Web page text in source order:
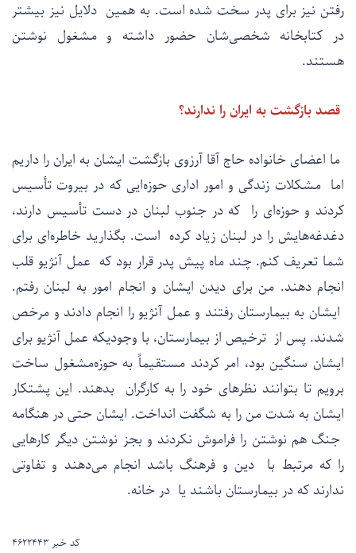
رفتن نیز برای پدر سخت شده است. به همین دلایل نیز بیشتر
در کتابخانه شخصی‌شان حضور داشته و مشغول نوشتن
هستند.
قصد بازگشت به ایران را ندارند؟
ما اعضای خانواده حاج آقا آرزوی بازگشت ایشان به ایران را داریم
اما مشکلات زندگی و امور اداری حوزه‌ایی که در بیروت تأسیس
کردند و حوزه‌ای را که در جنوب لبنان در دست تأسیس دارند،
دغدغه‌هایش را در لبنان زیاد کرده است. بگذارید خاطره‌ای برای
شما تعریف کنم. چند ماه پیش پدر قرار بود که عمل آنژیو قلب
انجام دهند. من برای دیدن ایشان و انجام امور به لبنان رفتم.
ایشان به بیمارستان رفتند و عمل آنژیو را انجام دادند و مرخص
شدند. پس از ترخیص از بیمارستان، با وجودیکه عمل آنژیو برای
ایشان سنگین بود، امر کردند مستقیماً به حوزه‌مشغول ساخت
برویم تا بتوانند نظرهای خود را به کارگران بدهند. این پشتکار
ایشان به شدت من را به شگفت انداخت. ایشان حتی در هنگامه
جنگ هم نوشتن را فراموش نکردند و بجز نوشتن دیگر کارهایی
را که مرتبط با دین و فرهنگ باشد انجام می‌دهند و تفاوتی
ندارند که در بیمارستان باشند یا در خانه.
کد خبر ۴۶۲۲۴۴۳